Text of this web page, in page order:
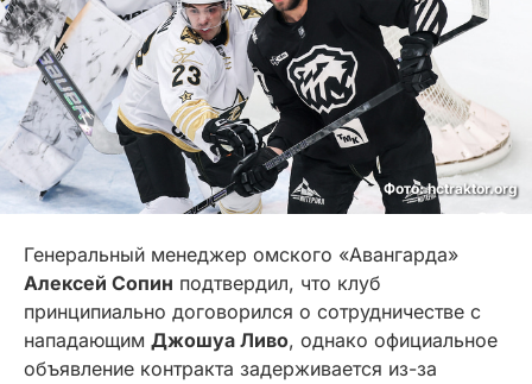
Фото: hctraktor.org
Генеральный менеджер омского «Авангарда»
Алексей Сопин подтвердил, что клуб
принципиально договорился о сотрудничестве с
нападающим Джошуа Ливо, однако официальное
объявление контракта задерживается из-за